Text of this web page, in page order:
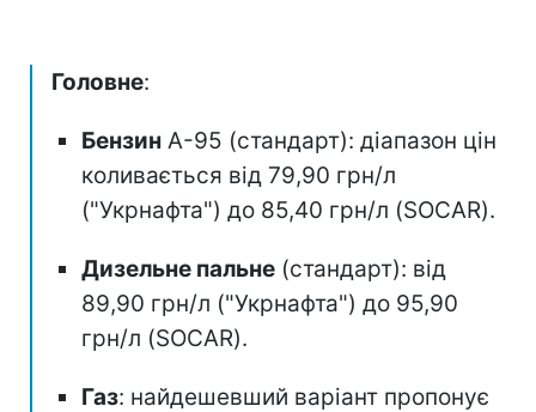
Головне:
Бензин А-95 (стандарт): діапазон цін
коливається від 79,90 грн/л
("Укрнафта") до 85,40 грн/л (SOCAR).
Дизельне пальне (стандарт): від
89,90 грн/л ("Укрнафта") до 95,90
грн/л (SOCAR).
Газ: найдешевший варіант пропонує